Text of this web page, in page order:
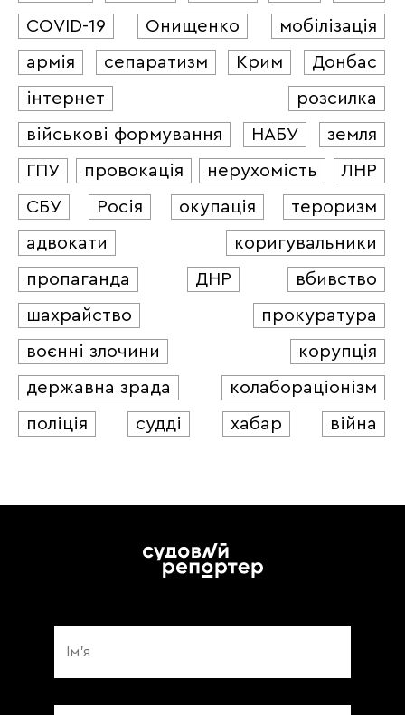
COVID-19
Онищенко
мобілізація
армія
сепаратизм Крим
Донбас
інтернет
розсилка
військові формування
НАБУ
земля
ГПУ
провокація нерухомість
ЛНР
СБУ
Росія окупація
тероризм
адвокати
коригувальники
пропаганда
ДНР
вбивство
шахрайство
прокуратура
воєнні злочини
корупція
державна зрада
колабораціонізм
поліція
судді хабар війна